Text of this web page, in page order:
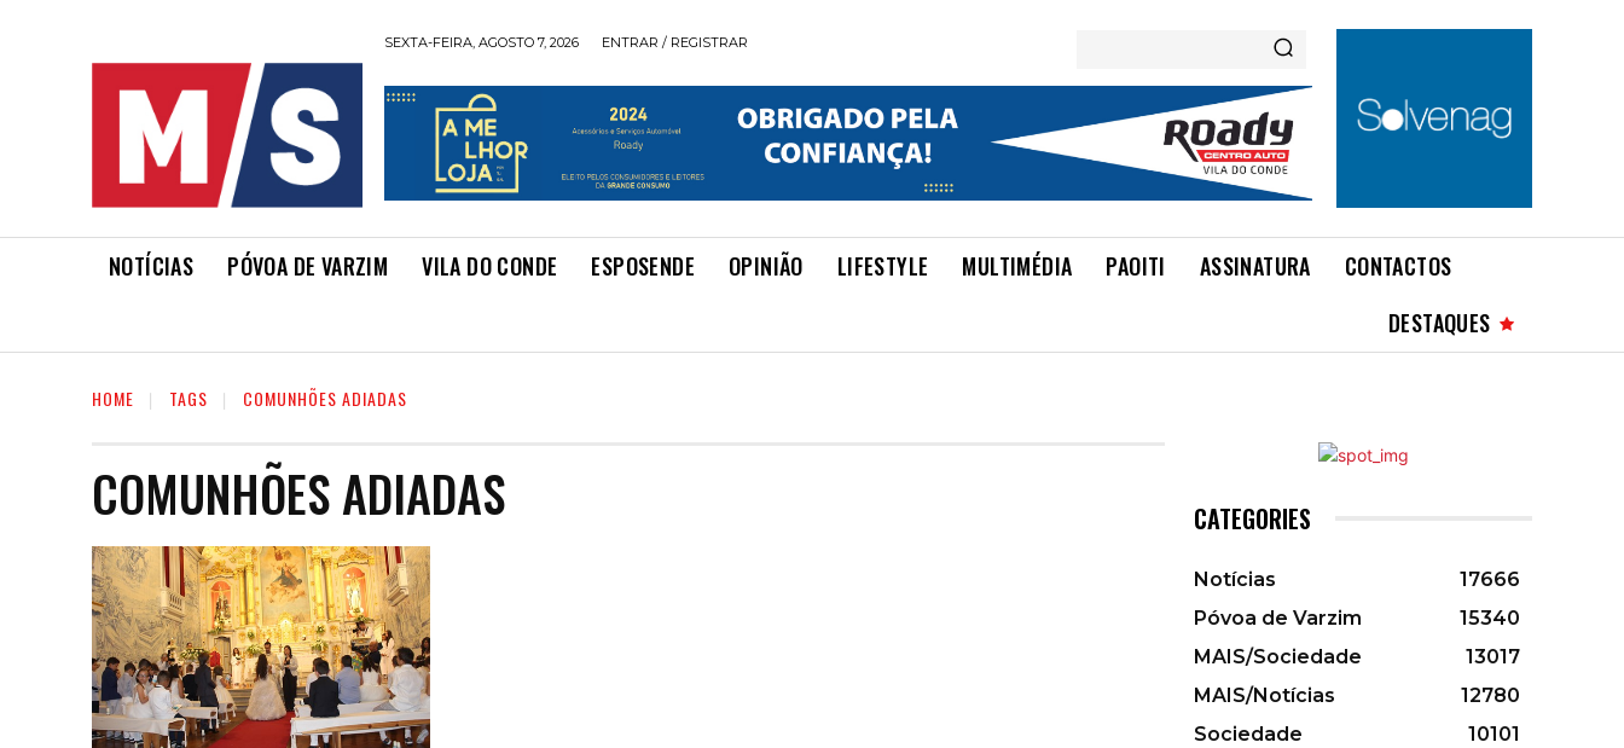
SEXTA-FEIRA, AGOSTO 7, 2026 ENTRAR / REGISTRAR
NOTÍCIAS PÓVOA DE VARZIM VILA DO CONDE ESPOSENDE OPINIÃO LIFESTYLE MULTIMÉDIA PAOITI ASSINATURA
CONTACTOS
DESTAQUES
HOME TAGS COMUNHÕES ADIADAS
COMUNHÕES ADIADAS CATEGORIES
Notícias
17666
Póvoa de Varzim
15340
MAIS/Sociedade
13017
MAIS/Notícias
12780
Sociedade
10101